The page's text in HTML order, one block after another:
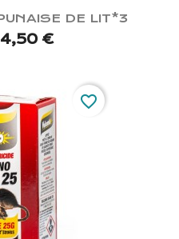
DE LIT*3
4,50 €
favorite_border